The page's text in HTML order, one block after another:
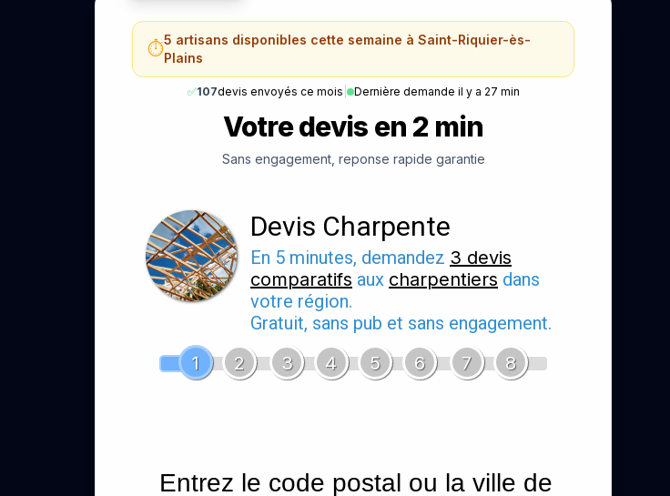
⏱️5 artisans disponibles cette semaine à Saint-Riquier-ès-
Plains
✅107devis envoyés ce mois Dernière demande il y a 27 min
Votre devis en 2 min
Sans engagement, reponse rapide garantie
Devis Charpente
En 5 minutes, demandez 3 devis
comparatifs aux charpentiers dans
votre région.
Gratuit, sans pub et sans engagement.
1
2 3 4 5 6 7 8
Entrez le code postal ou la ville de